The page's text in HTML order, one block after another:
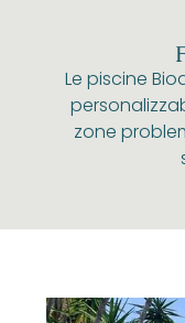
Le piscine
zone